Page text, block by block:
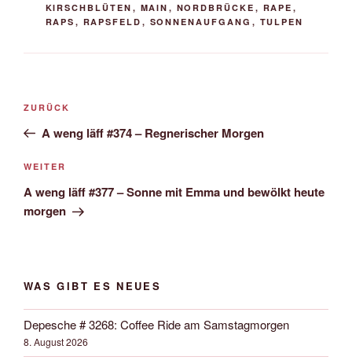
KIRSCHBLÜTEN , MAIN , NORDBRÜCKE , RAPE ,
RAPS , RAPSFELD , SONNENAUFGANG , TULPEN
Beitrags-
Vorheriger
Beitrag
ZURÜCK
A weng läff #374 – Regnerischer Morgen
Nächster
Beitrag
WEITER
A weng läff #377 – Sonne mit Emma und bewölkt heute
morgen
WAS GIBT ES NEUES
Depesche # 3268: Coffee Ride am Samstagmorgen
8. August 2026